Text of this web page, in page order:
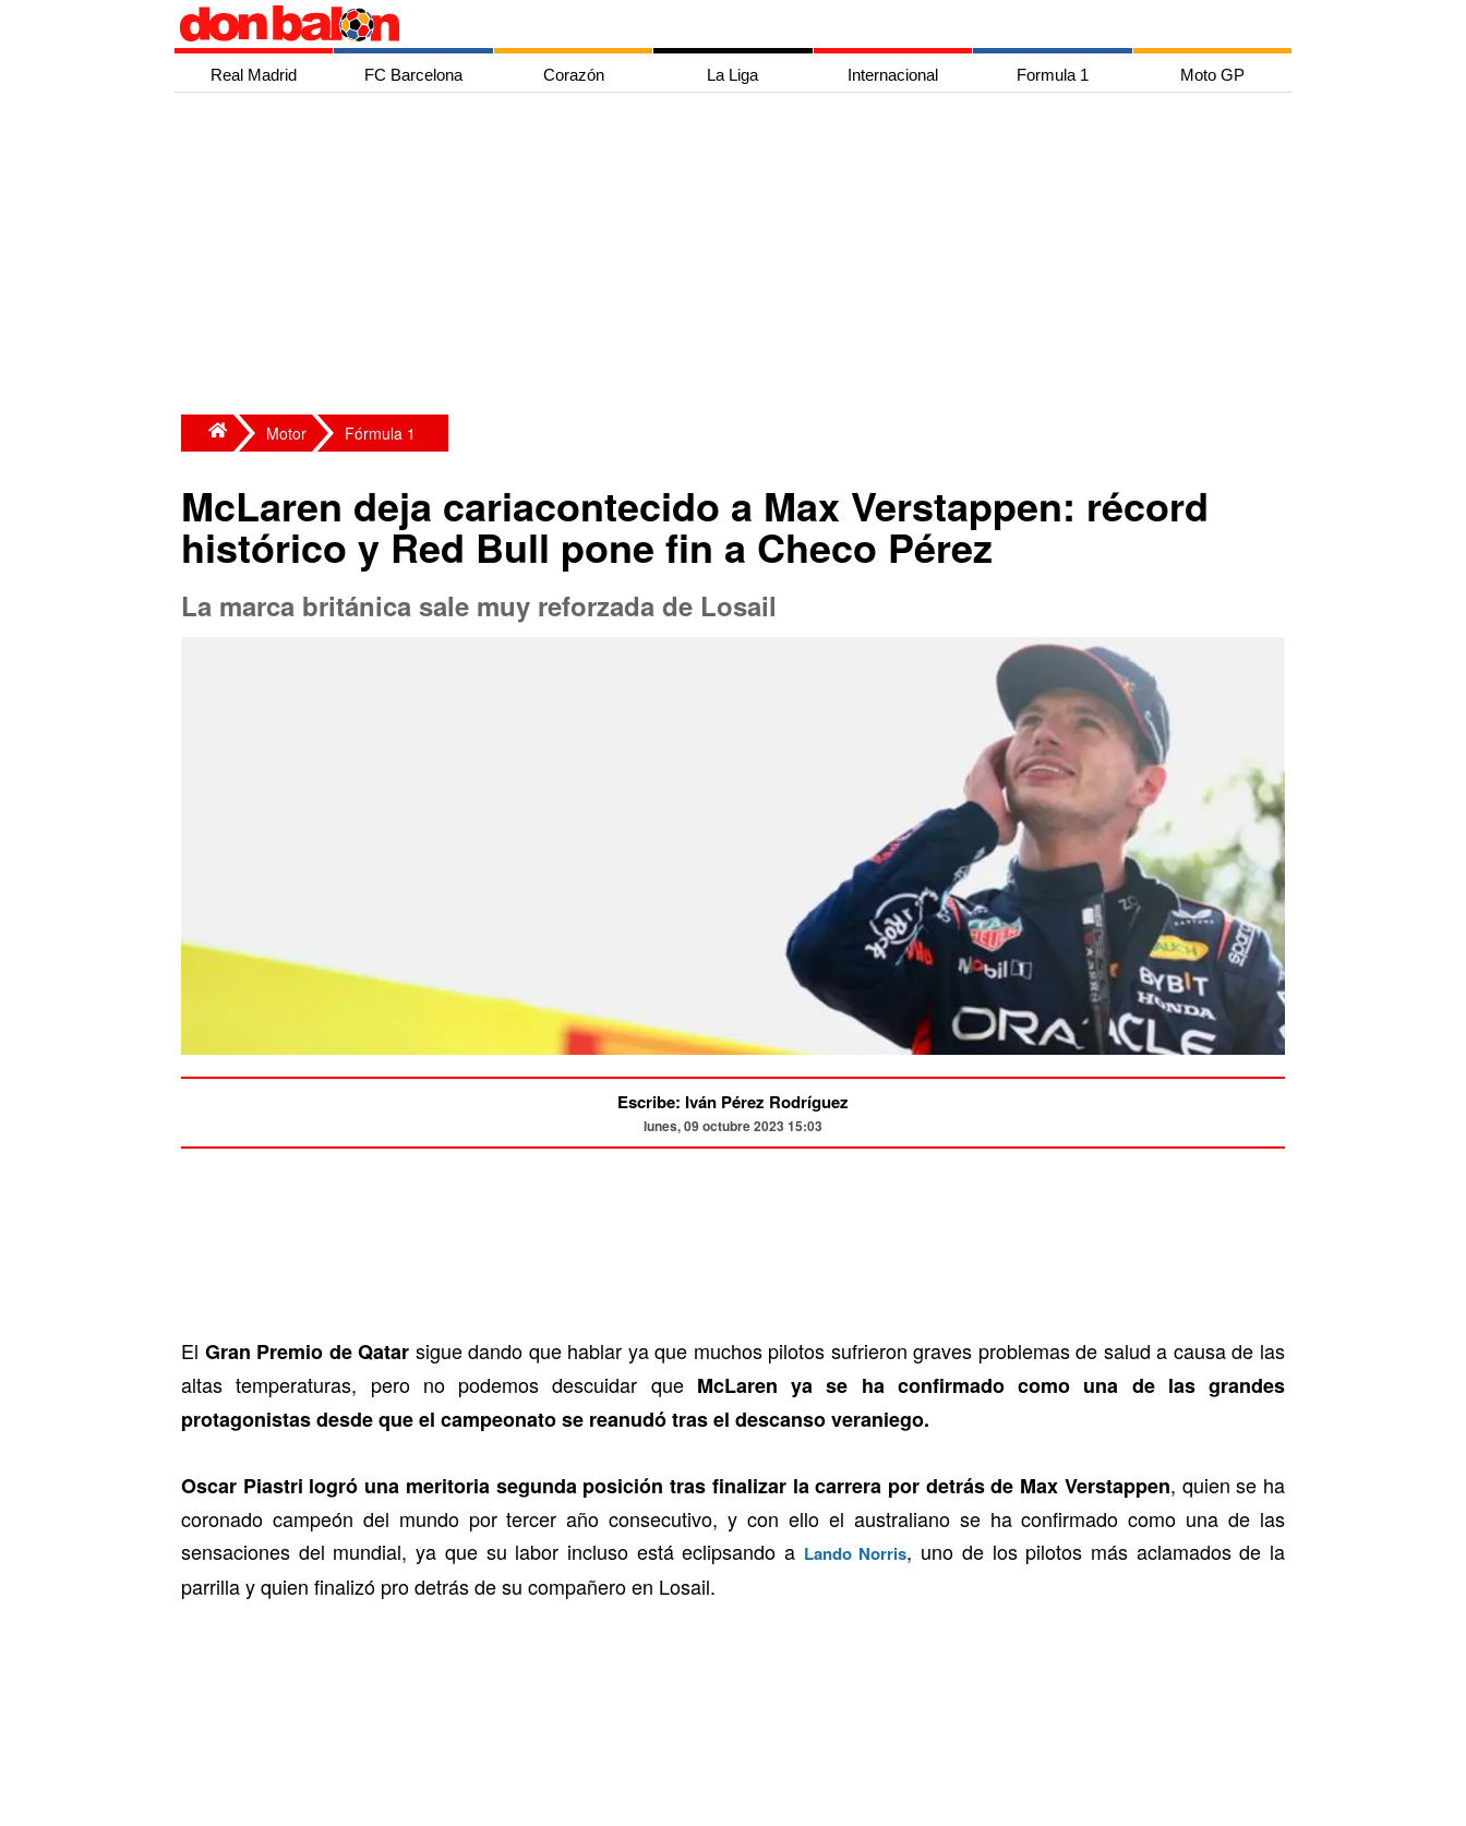
Real Madrid FC Barcelona Corazón La Liga Internacional Formula 1 Moto GP
Motor Fórmula 1
McLaren deja cariacontecido a Max Verstappen: récord
histórico y Red Bull pone fin a Checo Pérez
La marca británica sale muy reforzada de Losail
Escribe: Iván Pérez Rodríguez
lunes, 09 octubre 2023 15:03
El Gran Premio de Qatar sigue dando que hablar ya que muchos pilotos sufrieron graves problemas de salud a causa de las
altas temperaturas, pero no podemos descuidar que McLaren ya se ha confirmado como una de las grandes
protagonistas desde que el campeonato se reanudó tras el descanso veraniego.
Oscar Piastri logró una meritoria segunda posición tras finalizar la carrera por detrás de Max Verstappen, quien se ha
coronado campeón del mundo por tercer año consecutivo, y con ello el australiano se ha confirmado como una de las
sensaciones del mundial, ya que su labor incluso está eclipsando a Lando Norris, uno de los pilotos más aclamados de la
parrilla y quien finalizó pro detrás de su compañero en Losail.